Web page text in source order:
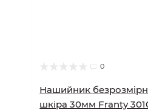
0
Нашийник
шкіра 30мм Franty